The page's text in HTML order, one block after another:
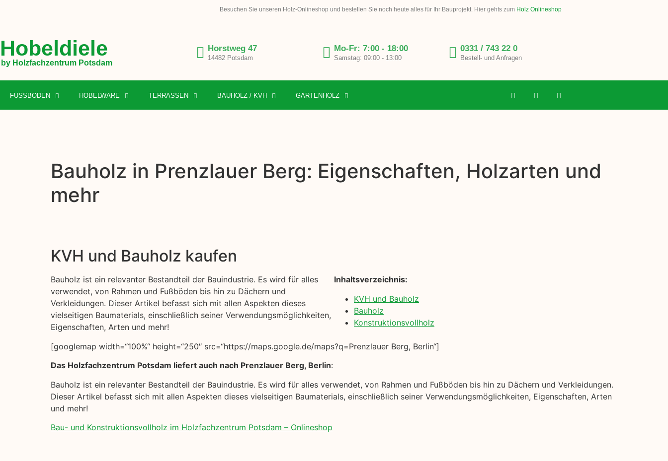
Besuchen Sie unseren Holz-Onlineshop und bestellen Sie noch heute alles für Ihr Bauprojekt. Hier gehts zum Holz Onlineshop
Hobeldiele
by Holzfachzentrum Potsdam
Horstweg 47
14482 Potsdam
Mo-Fr: 7:00 - 18:00
Samstag: 09:00 - 13:00
0331 / 743 22 0
Bestell- und Anfragen
FUSSBODEN HOBELWARE TERRASSEN BAUHOLZ / KVH GARTENHOLZ
Bauholz in Prenzlauer Berg: Eigenschaften, Holzarten und
mehr
KVH und Bauholz kaufen
Bauholz ist ein relevanter Bestandteil der Bauindustrie. Es wird für alles
verwendet, von Rahmen und Fußböden bis hin zu Dächern und
Verkleidungen. Dieser Artikel befasst sich mit allen Aspekten dieses
vielseitigen Baumaterials, einschließlich seiner Verwendungsmöglichkeiten,
Eigenschaften, Arten und mehr!
Inhaltsverzeichnis:
KVH und Bauholz
Bauholz
Konstruktionsvollholz
[googlemap width=“100%“ height=“250″ src=“https://maps.google.de/maps?q=Prenzlauer Berg, Berlin“]
Das Holzfachzentrum Potsdam liefert auch nach Prenzlauer Berg, Berlin:
Bauholz ist ein relevanter Bestandteil der Bauindustrie. Es wird für alles verwendet, von Rahmen und Fußböden bis hin zu Dächern und Verkleidungen.
Dieser Artikel befasst sich mit allen Aspekten dieses vielseitigen Baumaterials, einschließlich seiner Verwendungsmöglichkeiten, Eigenschaften, Arten
und mehr!
Bau- und Konstruktionsvollholz im Holzfachzentrum Potsdam – Onlineshop